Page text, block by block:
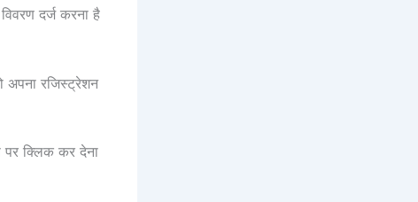
दर्ज करना है
रजिस्ट्रेशन
पर क्लिक कर देना